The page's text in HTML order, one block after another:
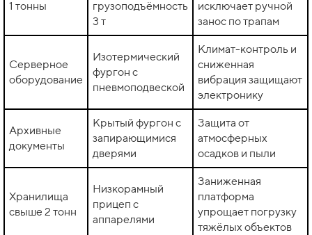
1 тонны
грузоподъёмность
3 т
исключает ручной
занос по трапам
Серверное
оборудование
Изотермический
фургон с
пневмоподвеской
Климат-контроль и
сниженная
вибрация защищают
электронику
Архивные
документы
Крытый фургон с
запирающимися
дверями
Защита от
атмосферных
осадков и пыли
Хранилища
свыше 2 тонн
Низкорамный
прицеп с
аппарелями
Заниженная
платформа
упрощает погрузку
тяжёлых объектов